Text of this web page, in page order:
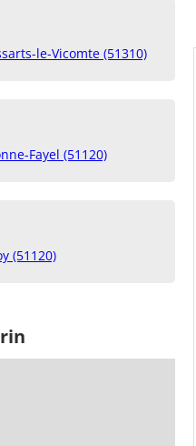
le-Vicomte (51310)
Fayel (51120)
(51120)